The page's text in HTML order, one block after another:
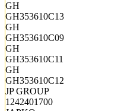
GH
GH353610C13
GH
GH353610C09
GH
GH353610C11
GH
GH353610C12
JP GROUP
1242401700